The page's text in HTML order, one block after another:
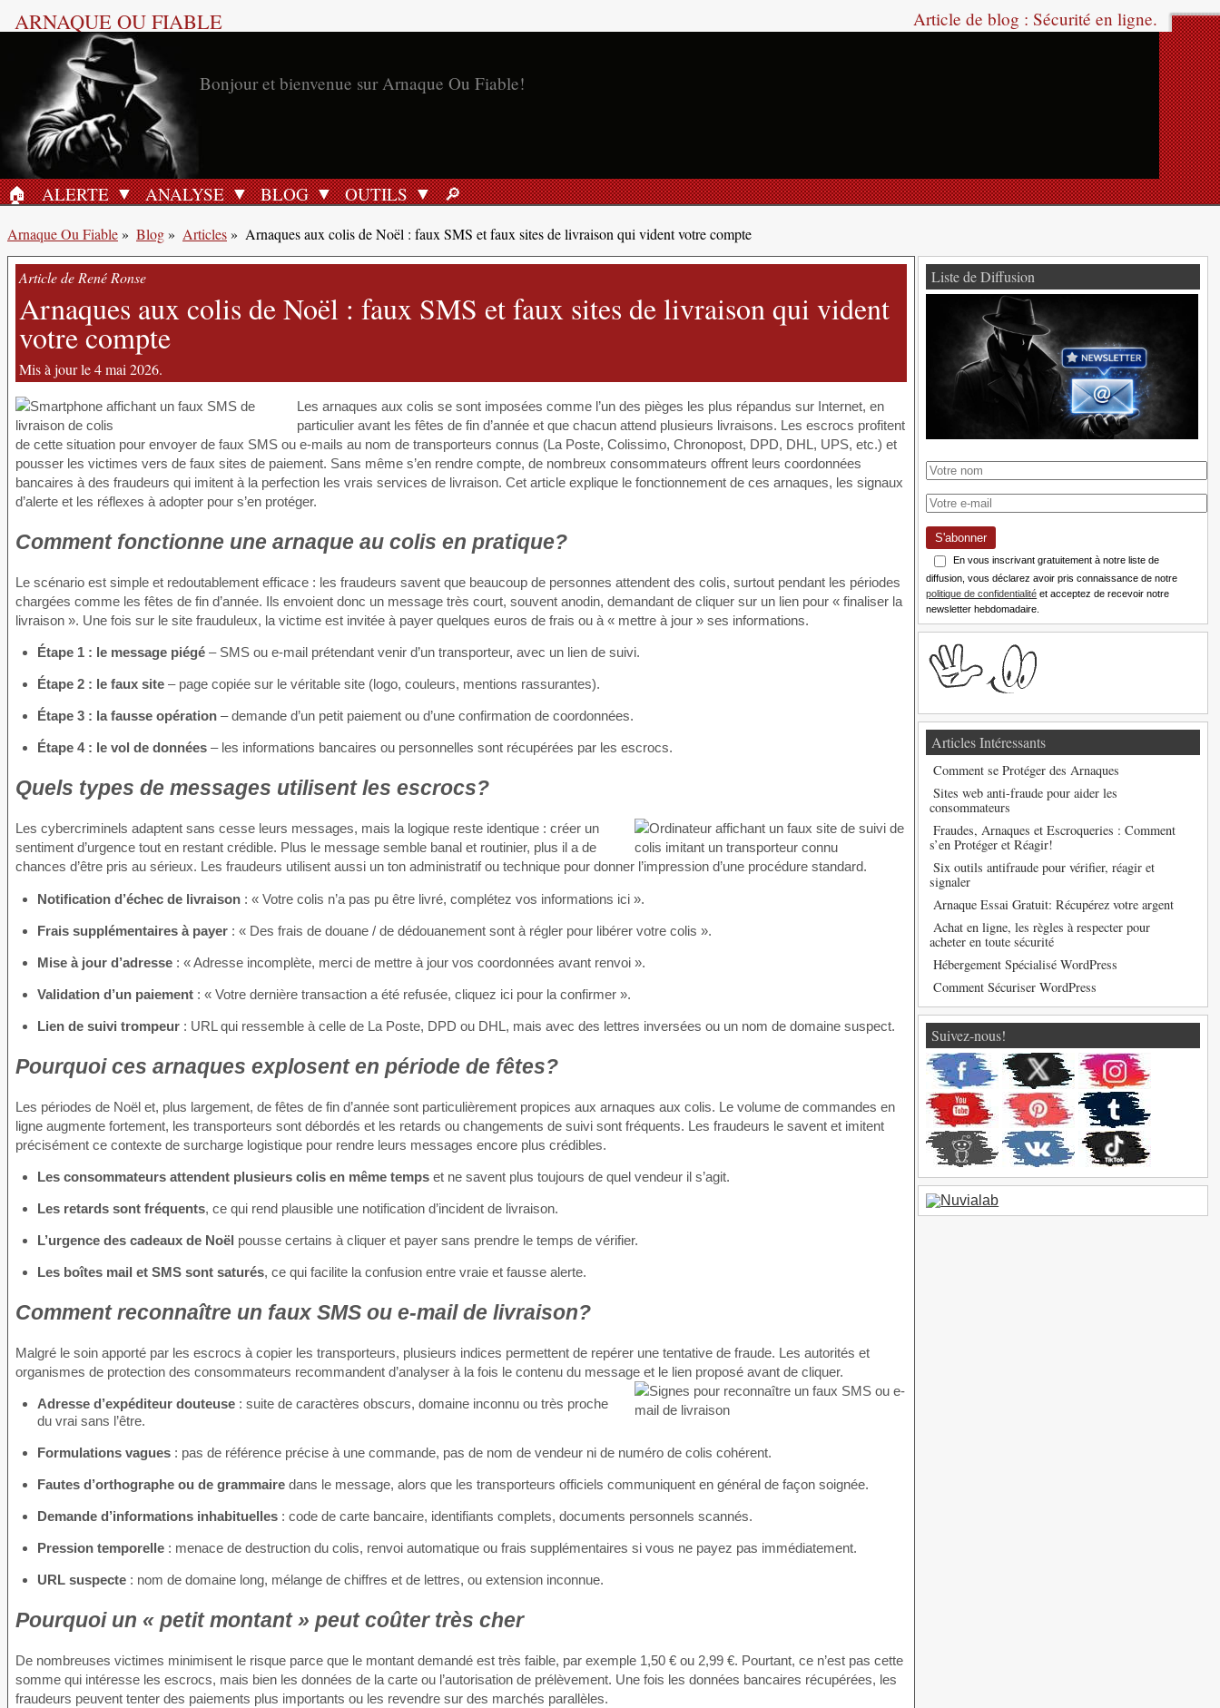
ARNAQUE OU FIABLE Article de blog : Sécurité en ligne.
Bonjour et bienvenue sur Arnaque Ou Fiable!
ACCUEIL
🏠︎ ALERTE ANALYSE BLOG OUTILS RECHERCHER
🔎︎
Arnaque Ou Fiable» Blog» Articles» Arnaques aux colis de Noël : faux SMS et faux sites de livraison qui vident votre compte
Article de René Ronse
Arnaques aux colis de Noël : faux SMS et faux sites de livraison qui vident
votre compte
Mis à jour le 4 mai 2026.
Les arnaques aux colis se sont imposées comme l’un des pièges les plus répandus sur Internet, en
particulier avant les fêtes de fin d’année et que chacun attend plusieurs livraisons. Les escrocs profitent
de cette situation pour envoyer de faux SMS ou e-mails au nom de transporteurs connus (La Poste, Colissimo, Chronopost, DPD, DHL, UPS, etc.) et
pousser les victimes vers de faux sites de paiement. Sans même s’en rendre compte, de nombreux consommateurs offrent leurs coordonnées
bancaires à des fraudeurs qui imitent à la perfection les vrais services de livraison. Cet article explique le fonctionnement de ces arnaques, les signaux
d’alerte et les réflexes à adopter pour s’en protéger.
Comment fonctionne une arnaque au colis en pratique?
Le scénario est simple et redoutablement efficace : les fraudeurs savent que beaucoup de personnes attendent des colis, surtout pendant les périodes
chargées comme les fêtes de fin d’année. Ils envoient donc un message très court, souvent anodin, demandant de cliquer sur un lien pour « finaliser la
livraison ». Une fois sur le site frauduleux, la victime est invitée à payer quelques euros de frais ou à « mettre à jour » ses informations.
Étape 1 : le message piégé – SMS ou e-mail prétendant venir d’un transporteur, avec un lien de suivi.
Étape 2 : le faux site – page copiée sur le véritable site (logo, couleurs, mentions rassurantes).
Étape 3 : la fausse opération – demande d’un petit paiement ou d’une confirmation de coordonnées.
Étape 4 : le vol de données – les informations bancaires ou personnelles sont récupérées par les escrocs.
Quels types de messages utilisent les escrocs?
Les cybercriminels adaptent sans cesse leurs messages, mais la logique reste identique : créer un
sentiment d’urgence tout en restant crédible. Plus le message semble banal et routinier, plus il a de
chances d’être pris au sérieux. Les fraudeurs utilisent aussi un ton administratif ou technique pour donner l’impression d’une procédure standard.
Notification d’échec de livraison : « Votre colis n’a pas pu être livré, complétez vos informations ici ».
Frais supplémentaires à payer : « Des frais de douane / de dédouanement sont à régler pour libérer votre colis ».
Mise à jour d’adresse : « Adresse incomplète, merci de mettre à jour vos coordonnées avant renvoi ».
Validation d’un paiement : « Votre dernière transaction a été refusée, cliquez ici pour la confirmer ».
Lien de suivi trompeur : URL qui ressemble à celle de La Poste, DPD ou DHL, mais avec des lettres inversées ou un nom de domaine suspect.
Pourquoi ces arnaques explosent en période de fêtes?
Les périodes de Noël et, plus largement, de fêtes de fin d’année sont particulièrement propices aux arnaques aux colis. Le volume de commandes en
ligne augmente fortement, les transporteurs sont débordés et les retards ou changements de suivi sont fréquents. Les fraudeurs le savent et imitent
précisément ce contexte de surcharge logistique pour rendre leurs messages encore plus crédibles.
Les consommateurs attendent plusieurs colis en même temps et ne savent plus toujours de quel vendeur il s’agit.
Les retards sont fréquents, ce qui rend plausible une notification d’incident de livraison.
L’urgence des cadeaux de Noël pousse certains à cliquer et payer sans prendre le temps de vérifier.
Les boîtes mail et SMS sont saturés, ce qui facilite la confusion entre vraie et fausse alerte.
Comment reconnaître un faux SMS ou e-mail de livraison?
Malgré le soin apporté par les escrocs à copier les transporteurs, plusieurs indices permettent de repérer une tentative de fraude. Les autorités et
organismes de protection des consommateurs recommandent d’analyser à la fois le contenu du message et le lien proposé avant de cliquer.
Adresse d’expéditeur douteuse : suite de caractères obscurs, domaine inconnu ou très proche
du vrai sans l’être.
Formulations vagues : pas de référence précise à une commande, pas de nom de vendeur ni de numéro de colis cohérent.
Fautes d’orthographe ou de grammaire dans le message, alors que les transporteurs officiels communiquent en général de façon soignée.
Demande d’informations inhabituelles : code de carte bancaire, identifiants complets, documents personnels scannés.
Pression temporelle : menace de destruction du colis, renvoi automatique ou frais supplémentaires si vous ne payez pas immédiatement.
URL suspecte : nom de domaine long, mélange de chiffres et de lettres, ou extension inconnue.
Pourquoi un « petit montant » peut coûter très cher
De nombreuses victimes minimisent le risque parce que le montant demandé est très faible, par exemple 1,50 € ou 2,99 €. Pourtant, ce n’est pas cette
somme qui intéresse les escrocs, mais bien les données de la carte ou l’autorisation de prélèvement. Une fois les données bancaires récupérées, les
fraudeurs peuvent tenter des paiements plus importants ou les revendre sur des marchés parallèles.
Liste de Diffusion
S'abonner
En vous inscrivant gratuitement à notre liste de
diffusion, vous déclarez avoir pris connaissance de notre
politique de confidentialité et acceptez de recevoir notre
newsletter hebdomadaire.
Articles Intéressants
Comment se Protéger des Arnaques
Sites web anti-fraude pour aider les
consommateurs
Fraudes, Arnaques et Escroqueries : Comment
s’en Protéger et Réagir!
Six outils antifraude pour vérifier, réagir et
signaler
Arnaque Essai Gratuit: Récupérez votre argent
Achat en ligne, les règles à respecter pour
acheter en toute sécurité
Hébergement Spécialisé WordPress
Comment Sécuriser WordPress
Suivez-nous!